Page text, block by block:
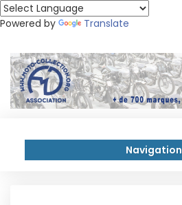
Powered by Translate
Navigation